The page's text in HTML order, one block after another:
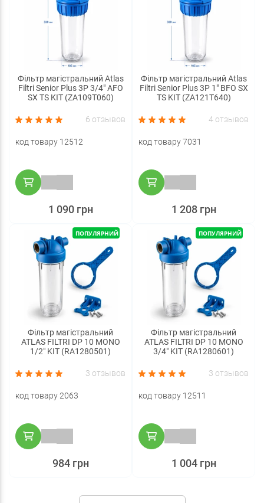
Фільтр магістральний Atlas
Filtri Senior Plus 3P 3/4" AFO
SX TS KIT (ZA109T060)
6 отзывов
код товару 12512
1 090 грн
Фільтр магістральний Atlas
Filtri Senior Plus 3P 1" BFO SX
TS KIT (ZA121T640)
4 отзывов
код товару 7031
1 208 грн
ПОПУЛЯРНИЙ
Фільтр магістральний
ATLAS FILTRI DP 10 MONO
1/2" KIT (RA1280501)
3 отзывов
код товару 2063
984 грн
ПОПУЛЯРНИЙ
Фільтр магістральний
ATLAS FILTRI DP 10 MONO
3/4" KIT (RA1280601)
3 отзывов
код товару 12511
1 004 грн